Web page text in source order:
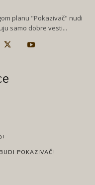
planu "Pokazivač" nudi
samo dobre vesti...
POKAZIVAČ!